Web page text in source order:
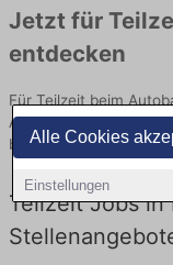
Alle Cookies
Einstellungen
Jetzt für
entdecken
Für Teilzeit beim
Angebote. Entdecken
bewerben Sie sich
Teilzeit Jobs